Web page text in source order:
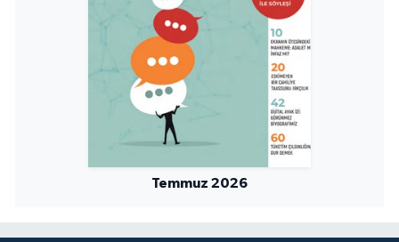
Temmuz 2026
Sivas Müftülüğü
Şanlıurfa Müftülüğü
Şırnak Müftülüğü